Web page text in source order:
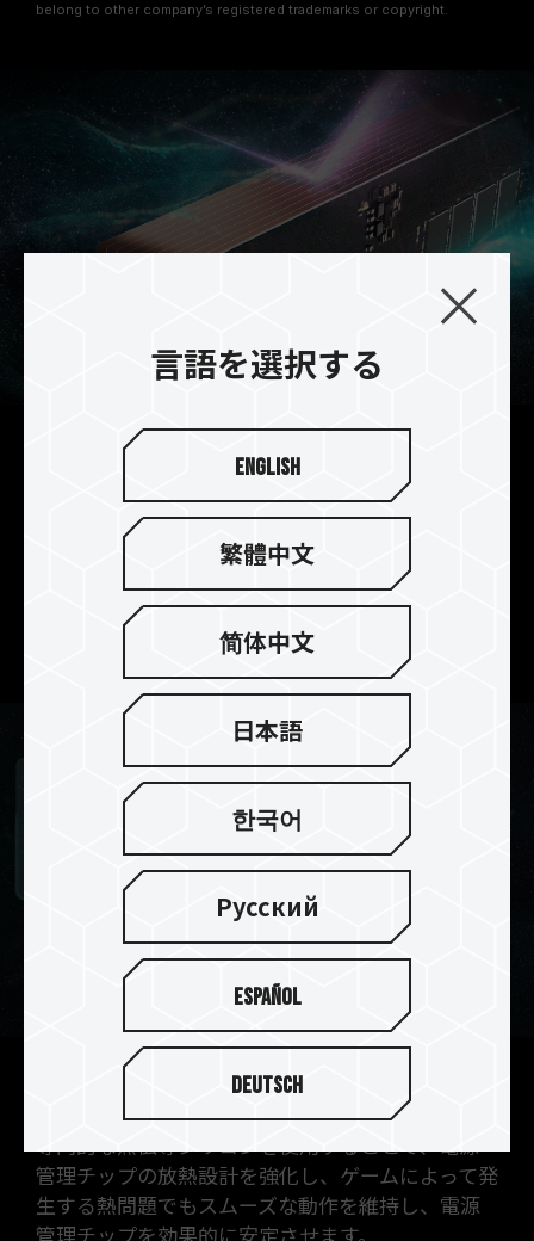
belong to other company’s registered trademarks or copyright.
本格的な干渉防止機能を備え
た10層基板
優れたパフォーマンスと安定性をもたらす10層の
PCB基板を採用しております。プレイヤーは高速及
び高安定性のあるオーバークロックを体験できま
PMICの放熱設計を強化されます
専門的な熱伝導シリコンを使用することで、電源
管理チップの放熱設計を強化し、ゲームによって発
生する熱問題でもスムーズな動作を維持し、電源
管理チップを効果的に安定させます。
言語を選択する
English
繁體中文
简体中文
日本語
한국어
Русский
Español
Deutsch